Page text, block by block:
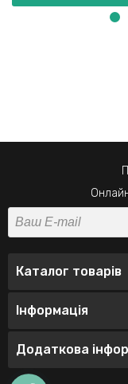
Каталог товарів
Інформація
Додаткова